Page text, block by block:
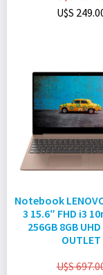
U$S
Notebook
3 15.6″ FHD i3
256GB 8GB
OUTLET
U$S